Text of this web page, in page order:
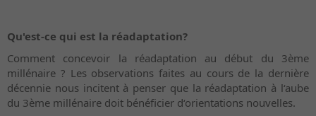
Qu'est-ce qui est la réadaptation?
Comment concevoir la réadaptation au début du 3ème
millénaire ? Les observations faites au cours de la dernière
décennie nous incitent à penser que la réadaptation à l‘aube
du 3ème millénaire doit bénéficier d‘orientations nouvelles.